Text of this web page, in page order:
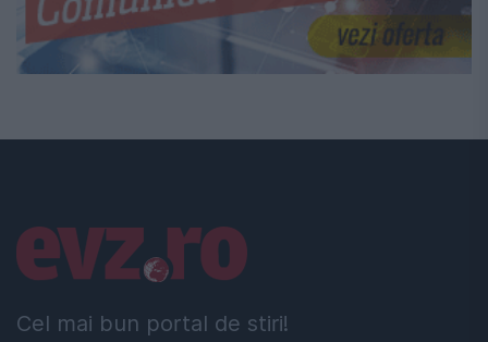
Cel mai bun portal de stiri!
Linkuri utile